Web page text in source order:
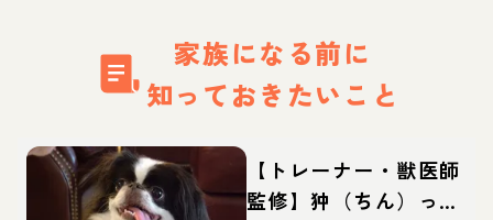
家族になる前に
知っておきたいこと
【トレーナー・獣医師
監修】狆（ちん）って